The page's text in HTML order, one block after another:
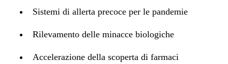
Sistemi di allerta precoce per le pandemie
Rilevamento delle minacce biologiche
Accelerazione della scoperta di farmaci